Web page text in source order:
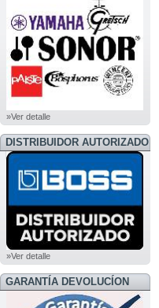
»Ver detalle
DISTRIBUIDOR AUTORIZADO
BOSS
»Ver detalle
GARANTÍA DEVOLUCÍON